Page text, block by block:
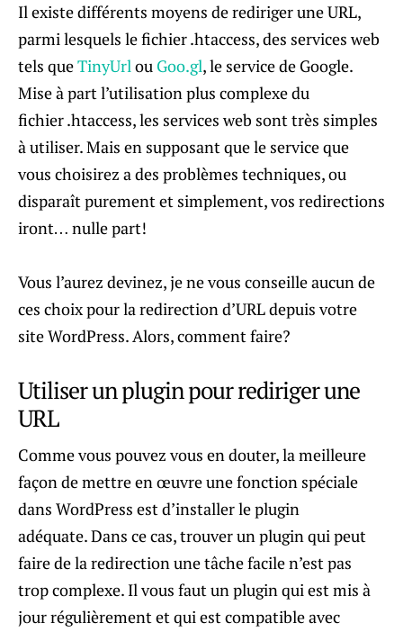
Il existe différents moyens de rediriger une URL,
parmi lesquels le fichier .htaccess, des services web
tels queTinyUrlou Goo.gl, le service de Google.
Mise à part l’utilisation plus complexe du
fichier .htaccess, les services web sont très simples
à utiliser. Mais en supposant que le service que
vous choisirez a des problèmes techniques, ou
disparaît purement et simplement, vos redirections
iront… nulle part!
Vous l’aurez devinez, je ne vous conseille aucun de
ces choix pour la redirection d’URL depuis votre
site WordPress. Alors, comment faire?
Utiliser un plugin pour rediriger une
URL
Comme vous pouvez vous en douter, la meilleure
façon de mettre en œuvre une fonction spéciale
dans WordPress est d’installer le plugin
adéquate. Dans ce cas, trouver un plugin qui peut
faire de la redirection une tâche facile n’est pas
trop complexe. Il vous faut un plugin qui est mis à
jour régulièrement et qui est compatible avec